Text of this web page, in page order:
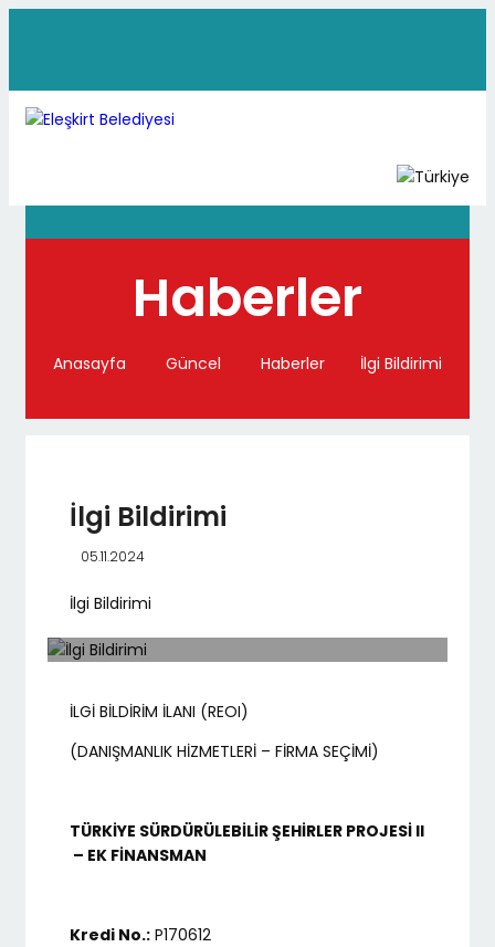
Haberler
Anasayfa Güncel Haberler İlgi Bildirimi
İlgi Bildirimi
05.11.2024
İlgi Bildirimi
İLGİ BİLDİRİM İLANI (REOI)
(DANIŞMANLIK HİZMETLERİ – FİRMA SEÇİMİ)
TÜRKİYE SÜRDÜRÜLEBİLİR ŞEHİRLER PROJESİ II
– EK FİNANSMAN
Kredi No.: P170612